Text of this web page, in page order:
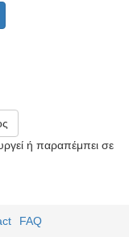
ή παραπέμπει σε
FAQ